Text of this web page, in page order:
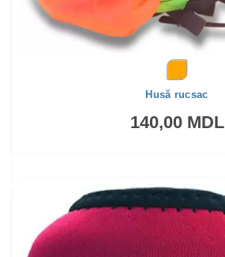
Husă rucsac
140,00 MDL